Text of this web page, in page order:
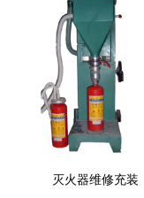
灭火器维修充装